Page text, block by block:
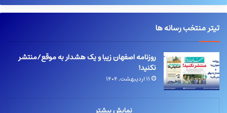
تیتر منتخب رسانه ها
روزنامه اصفهان زیبا و یک هشدار به موقع/منتشر
نکنید!
۱۱ اردیبهشت, ۱۴۰۴